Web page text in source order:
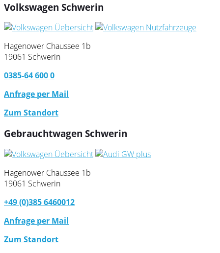
Volkswagen Schwerin
Hagenower Chaussee 1b
19061 Schwerin
0385-64 600 0
Anfrage per Mail
Zum Standort
Gebrauchtwagen Schwerin
Hagenower Chaussee 1b
19061 Schwerin
+49 (0)385 6460012
Anfrage per Mail
Zum Standort